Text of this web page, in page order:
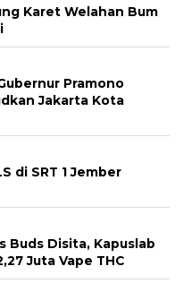
Karet Welahan Bum
Pramono
Jakarta Kota
di SRT 1 Jember
Buds Disita, Kapuslab
Juta Vape THC